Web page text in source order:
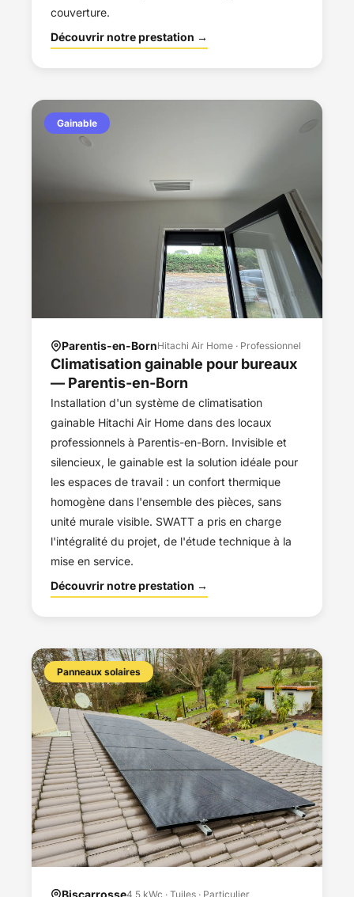
couverture.
Découvrir notre prestation →
Gainable
Parentis-en-BornHitachi Air Home · Professionnel
Climatisation gainable pour bureaux
— Parentis-en-Born
Installation d'un système de climatisation
gainable Hitachi Air Home dans des locaux
professionnels à Parentis-en-Born. Invisible et
silencieux, le gainable est la solution idéale pour
les espaces de travail : un confort thermique
homogène dans l'ensemble des pièces, sans
unité murale visible. SWATT a pris en charge
l'intégralité du projet, de l'étude technique à la
mise en service.
Découvrir notre prestation →
Panneaux solaires
Biscarrosse4,5 kWc · Tuiles · Particulier